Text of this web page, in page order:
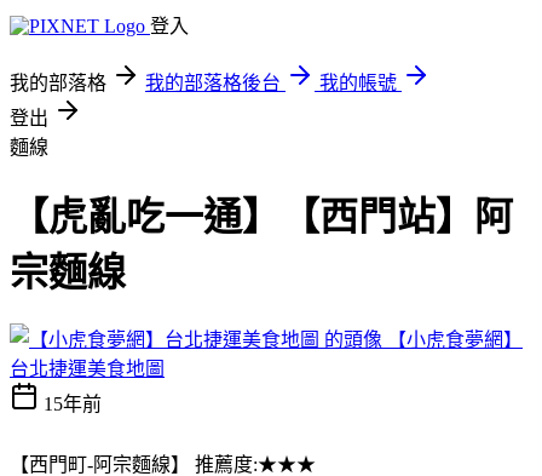
登入
我的部落格 我的部落格後台
我的帳號
登出
麵線
【虎亂吃一通】【西門站】阿
宗麵線
【小虎食夢網】
台北捷運美食地圖
15年前
【西門町-阿宗麵線】 推薦度:★★★